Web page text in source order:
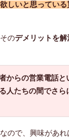
しいと思ってい
のデメリットを
からの営業電話と
人たちの間でさら
ので、興味があ